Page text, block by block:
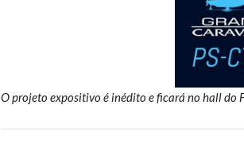
O projeto expositivo é inédito e ficará no hall do